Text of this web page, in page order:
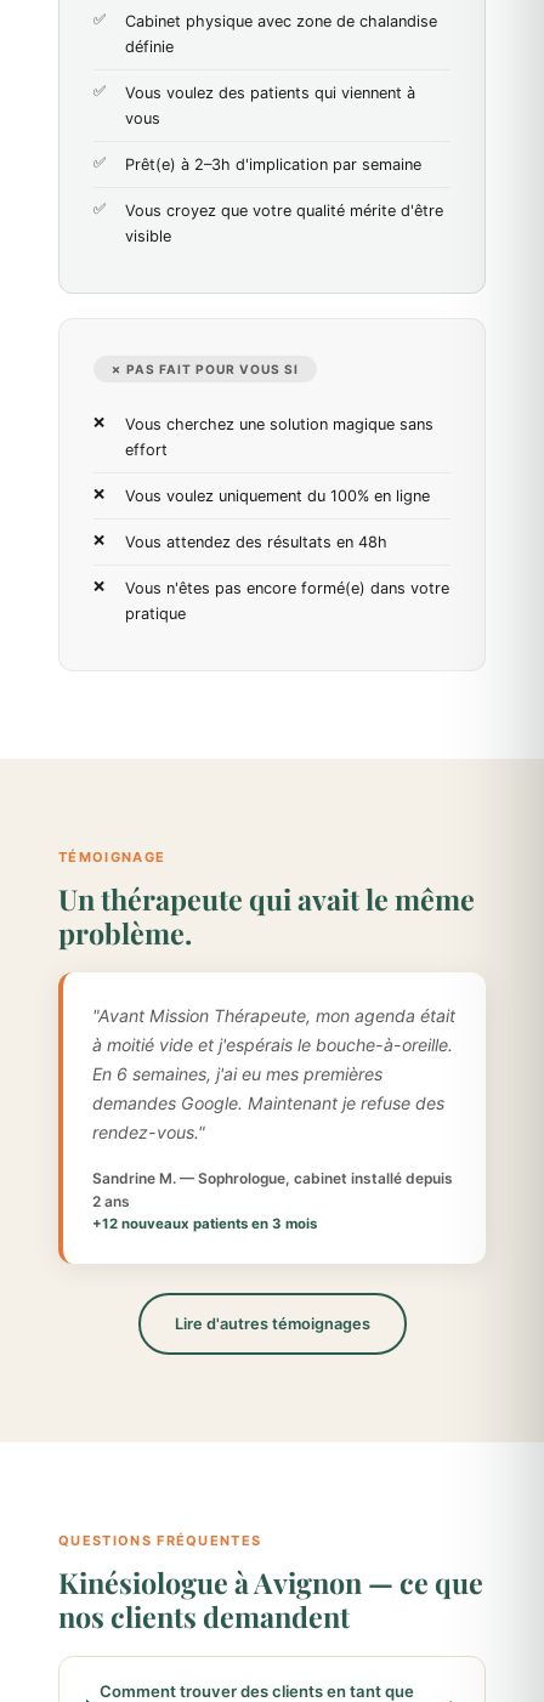
Cabinet physique avec zone de chalandise
définie
Vous voulez des patients qui viennent à
vous
Prêt(e) à 2–3h d'implication par semaine
Vous croyez que votre qualité mérite d'être
visible
✗ PAS FAIT POUR VOUS SI
Vous cherchez une solution magique sans
effort
Vous voulez uniquement du 100% en ligne
Vous attendez des résultats en 48h
Vous n'êtes pas encore formé(e) dans votre
pratique
TÉMOIGNAGE
Un thérapeute qui avait le même
problème.
"Avant Mission Thérapeute, mon agenda était
à moitié vide et j'espérais le bouche-à-oreille.
En 6 semaines, j'ai eu mes premières
demandes Google. Maintenant je refuse des
rendez-vous."
Sandrine M. — Sophrologue, cabinet installé depuis
2 ans
+12 nouveaux patients en 3 mois
Lire d'autres témoignages
QUESTIONS FRÉQUENTES
Kinésiologue à Avignon — ce que
nos clients demandent
Comment trouver des clients en tant que